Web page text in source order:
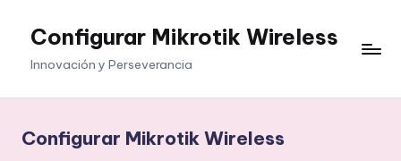
SaltarConfigurar Mikrotik Wireless
Innovación y Perseverancia
Configurar Mikrotik Wireless